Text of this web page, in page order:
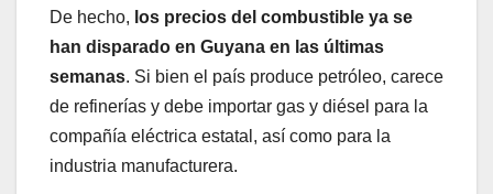
De hecho, los precios del combustible ya se
han disparado en Guyana en las últimas
semanas. Si bien el país produce petróleo, carece
de refinerías y debe importar gas y diésel para la
compañía eléctrica estatal, así como para la
industria manufacturera.